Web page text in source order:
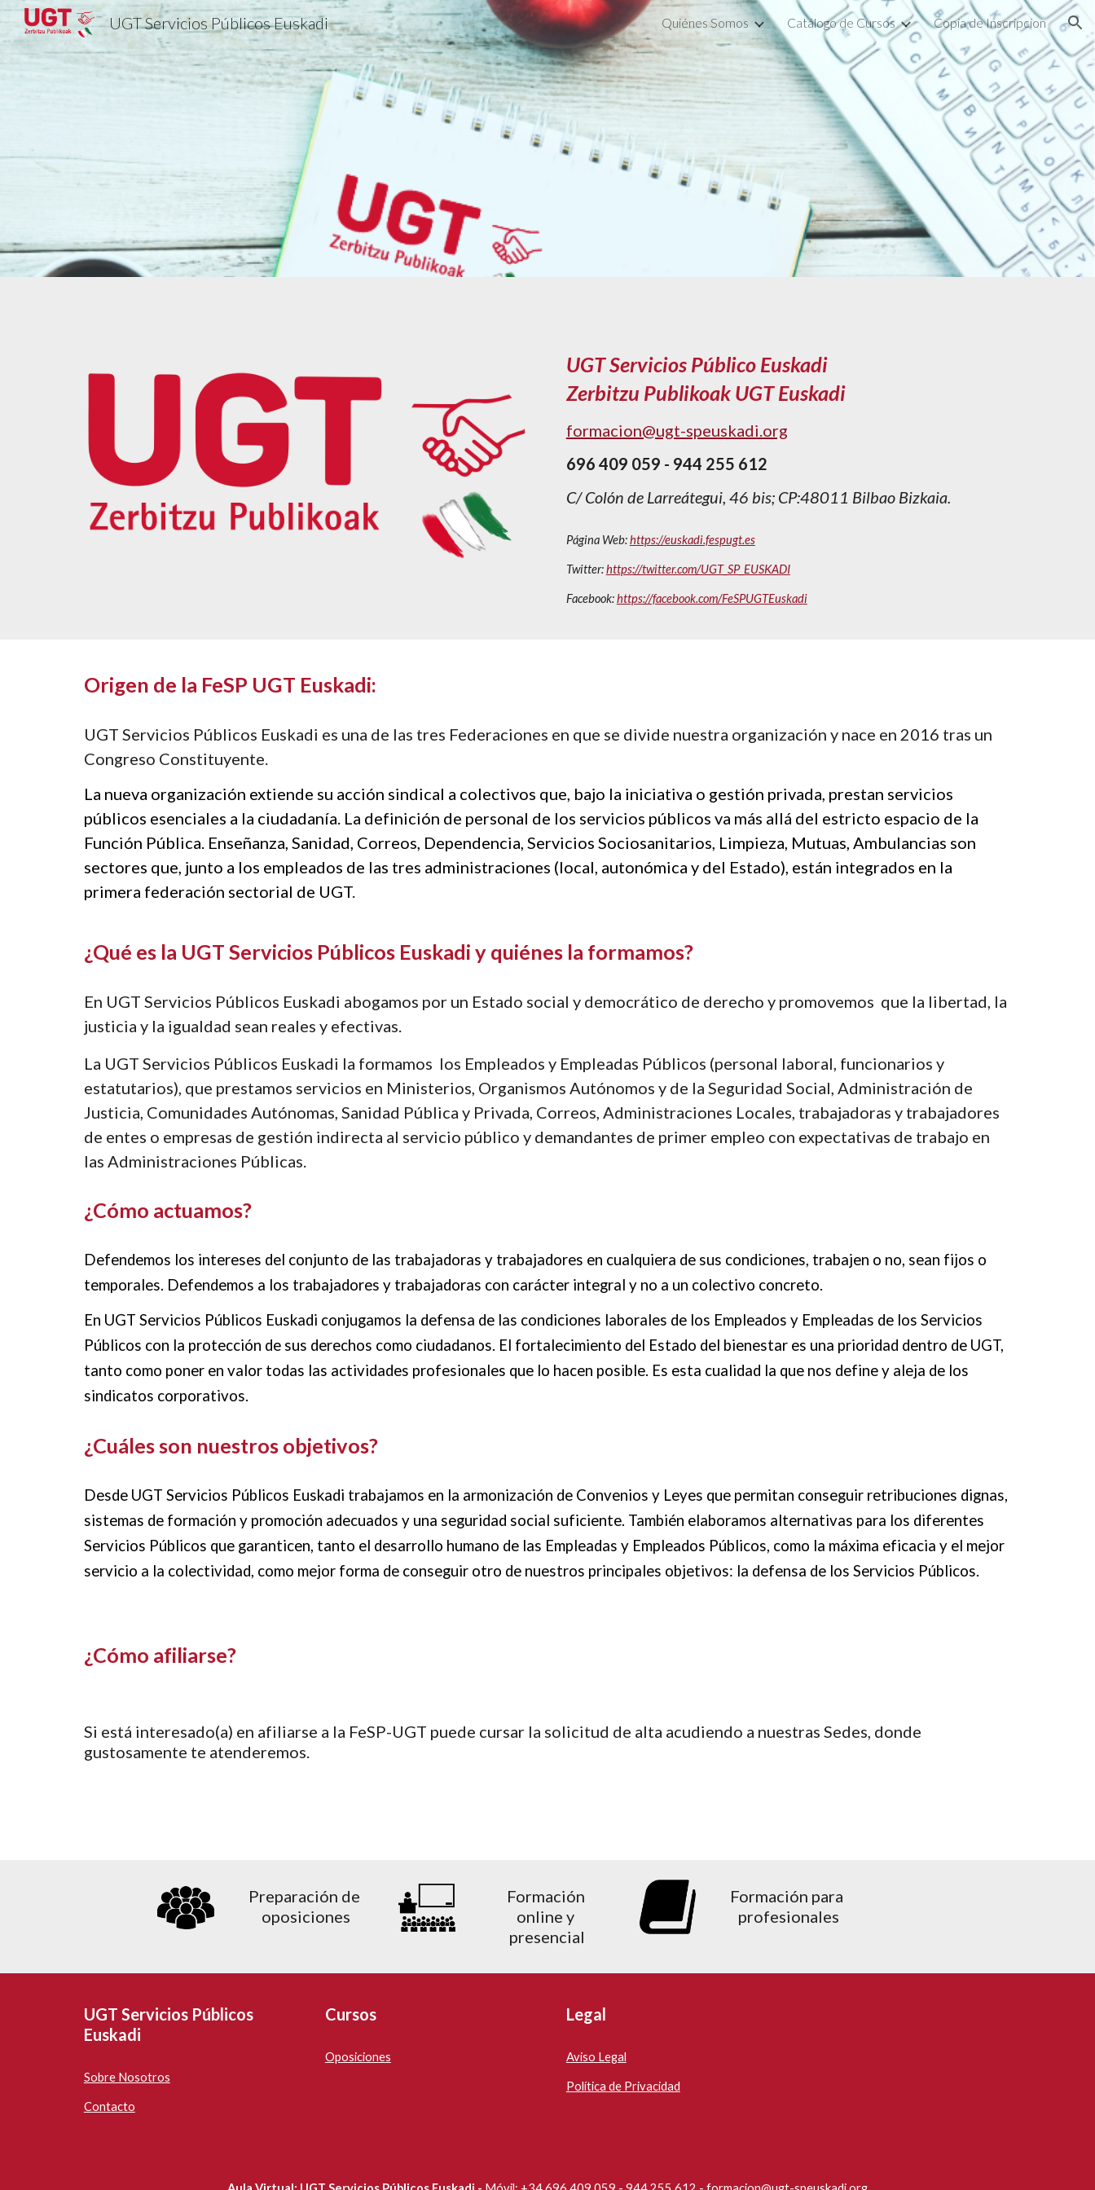
Skip to main content Skip to navigation
UGT Servicios Públicos Euskadi Quiénes Somos Catálogo de Cursos Copia de Inscripcion
UGT Servicios Público Euskadi
Zerbitzu Publikoak UGT Euskadi
formacion@ugt-speuskadi.org
696 409 059 - 944 255 612
C/ Colón de Larreátegui, 46 bis; CP:48011 Bilbao Bizkaia.
Página Web: https://euskadi.fespugt.es
Twitter: https://twitter.com/UGT_SP_EUSKADI
Facebook: https://facebook.com/FeSPUGTEuskadi
Origen de la FeSP UGT Euskadi:
UGT Servicios Públicos Euskadi es una de las tres Federaciones en que se divide nuestra organización y nace en 2016 tras un
Congreso Constituyente.
La nueva organización extiende su acción sindical a colectivos que, bajo la iniciativa o gestión privada, prestan servicios
públicos esenciales a la ciudadanía. La definición de personal de los servicios públicos va más allá del estricto espacio de la
Función Pública. Enseñanza, Sanidad, Correos, Dependencia, Servicios Sociosanitarios, Limpieza, Mutuas, Ambulancias son
sectores que, junto a los empleados de las tres administraciones (local, autonómica y del Estado), están integrados en la
primera federación sectorial de UGT.
¿Qué es la UGT Servicios Públicos Euskadi y quiénes la formamos?
En UGT Servicios Públicos Euskadi abogamos por un Estado social y democrático de derecho y promovemos  que la libertad, la
justicia y la igualdad sean reales y efectivas
La UGT Servicios Públicos Euskadi la formamos  los Empleados y Empleadas Públicos (personal laboral, funcionarios y
estatutarios), que prestamos servicios en Ministerios, Organismos Autónomos y de la Seguridad Social, Administración de
Justicia, Comunidades Autónomas, Sanidad Pública y Privada, Correos, Administraciones Locales, trabajadoras y trabajadores
de entes o empresas de gestión indirecta al servicio público y demandantes de primer empleo con expectativas de trabajo en
las Administraciones Públicas
¿Cómo actuamos?
Defendemos los intereses del conjunto de las trabajadoras y trabajadores en cualquiera de sus condiciones, trabajen o no, sean fijos o
temporales. Defendemos a los trabajadores y trabajadoras con carácter integral y no a un colectivo concreto.
En UGT Servicios Públicos Euskadi conjugamos la defensa de las condiciones laborales de los Empleados y Empleadas de los Servicios
Públicos con la protección de sus derechos como ciudadanos. El fortalecimiento del Estado del bienestar es una prioridad dentro de UGT,
tanto como poner en valor todas las actividades profesionales que lo hacen posible. Es esta cualidad la que nos define y aleja de los
sindicatos corporativos.
¿Cuáles son nuestros objetivos?
Desde UGT Servicios Públicos Euskadi trabajamos en la armonización de Convenios y Leyes que permitan conseguir retribuciones dignas,
sistemas de formación y promoción adecuados y una seguridad social suficiente. También elaboramos alternativas para los diferentes
Servicios Públicos que garanticen, tanto el desarrollo humano de las Empleadas y Empleados Públicos, como la máxima eficacia y el mejor
servicio a la colectividad, como mejor forma de conseguir otro de nuestros principales objetivos: la defensa de los Servicios Públicos.
¿Cómo afiliarse?
Si está interesado(a) en afiliarse a la FeSP-UGT puede cursar la solicitud de alta acudiendo a nuestras Sedes, donde
gustosamente te atenderemos.
Preparación de
oposiciones
Formación
online y
presencial
Formación para
profesionales
UGT Servicios Públicos
Euskadi
Sobre Nosotros
Contacto
Cursos
Oposiciones
Legal
Aviso Legal
Política de Privacidad